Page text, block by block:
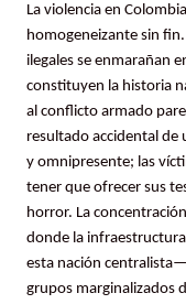
La violencia en
homogeneizante sin
ilegales se enmarañan
constituyen la historia
al conflicto armado
resultado accidental de
y omnipresente; las
tener que ofrecer sus
horror. La
donde la
esta nación
grupos marginalizados